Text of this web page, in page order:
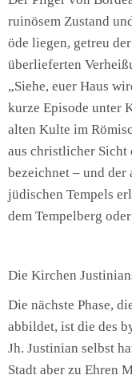
ruinösem Zustand
öde liegen, getreu
überlieferten
„Siehe, euer Haus
kurze Episode unter
alten Kulte im
aus christlicher Sicht
bezeichnet – und der
jüdischen Tempels
dem Tempelberg
Die Kirchen
Die nächste Phase,
abbildet, ist die des
Jh. Justinian selbst
Stadt aber zu Ehren